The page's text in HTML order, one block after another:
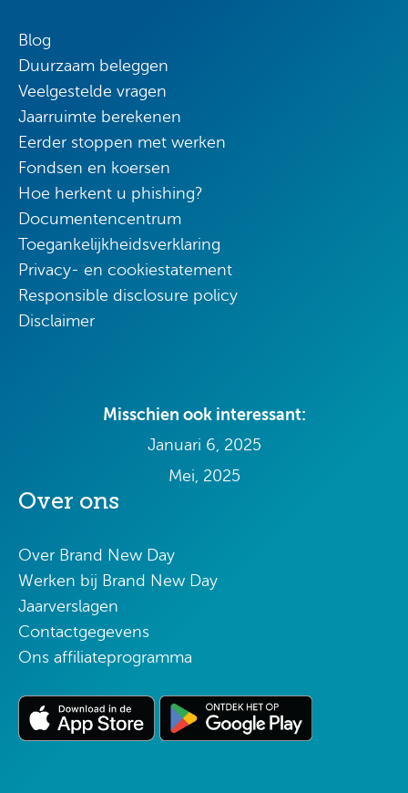
Blog
Duurzaam beleggen
Veelgestelde vragen
Jaarruimte berekenen
Eerder stoppen met werken
Fondsen en koersen
Hoe herkent u phishing?
Documentencentrum
Toegankelijkheidsverklaring
Privacy- en cookiestatement
Responsible disclosure policy
Disclaimer
Misschien ook interessant:
Januari 6, 2025
Mei, 2025
Over ons
Over Brand New Day
Werken bij Brand New Day
Jaarverslagen
Contactgegevens
Ons affiliateprogramma